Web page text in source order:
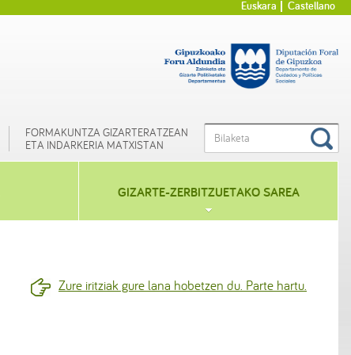
Euskara Castellano
FORMAKUNTZA GIZARTERATZEAN
ETA INDARKERIA MATXISTAN
GIZARTE-ZERBITZUETAKO SAREA
Zure iritziak gure lana hobetzen du. Parte hartu.